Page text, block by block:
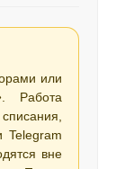
или
. Работа
Telegram
вне